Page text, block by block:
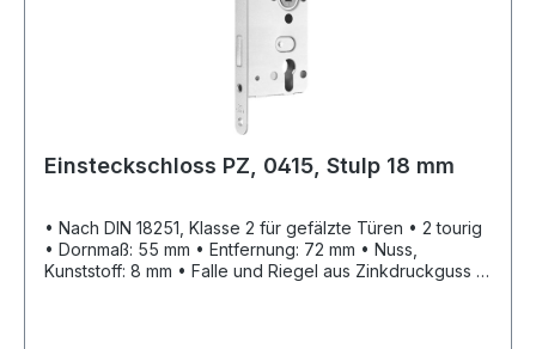
Einsteckschloss PZ, 0415, Stulp 18 mm
• Nach DIN 18251, Klasse 2 für gefälzte Türen • 2 tourig
• Dornmaß: 55 mm • Entfernung: 72 mm • Nuss,
Kunststoff: 8 mm • Falle und Riegel aus Zinkdruckguss •